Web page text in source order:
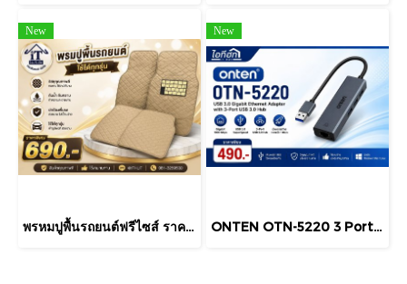
New
พรหมปูพื้นรถยนต์ฟรีไซส์ ราคาพิเศษ ต้องการตรงรุ่นสอบถามเพิ่มเติมได้นะคะ
New
ONTEN OTN-5220 3 Port USB HUB v3.0 + LAN ONTEN 4 in 1 USB 3 Port + Lan Support Windows / Linux / Mac OS